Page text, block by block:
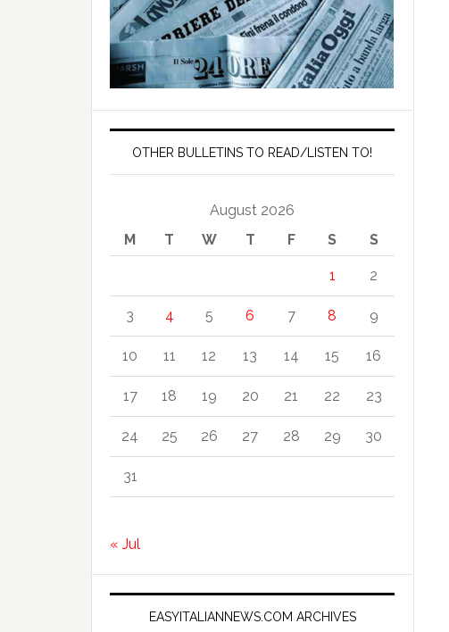
OTHER BULLETINS TO READ/LISTEN TO!
August 2026
M
T W T F S S
1 2
3 4 5 6 7 8 9
10 11 12 13 14 15 16
17 18 19 20 21 22 23
24 25 26 27 28 29 30
31
« Jul
EASYITALIANNEWS.COM ARCHIVES